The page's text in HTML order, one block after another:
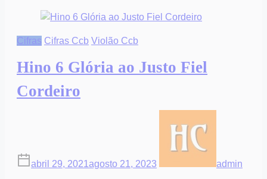
Cifras Cifras Ccb Violão Ccb
Hino 6 Glória ao Justo Fiel
Cordeiro
abril 29, 2021 agosto 21, 2023 admin